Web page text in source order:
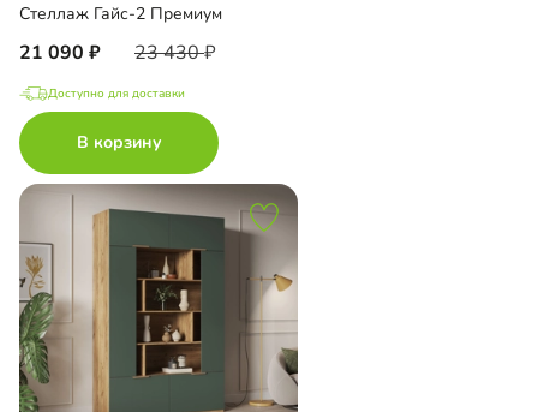
Стеллаж Гайс-2 Премиум
21 090 23 430
Доступно для доставки
В корзину